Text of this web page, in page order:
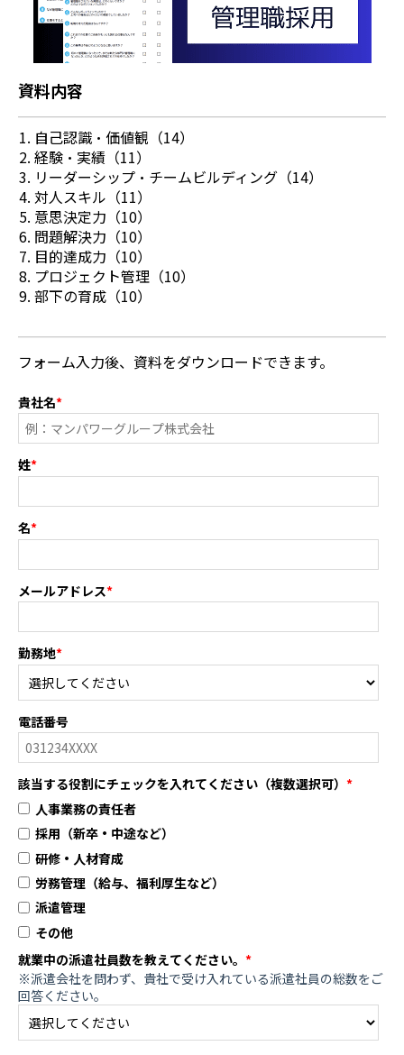
資料内容
自己認識・価値観（14）
経験・実績（11）
リーダーシップ・チームビルディング（14）
対人スキル（11）
意思決定力（10）
問題解決力（10）
目的達成力（10）
プロジェクト管理（10）
部下の育成（10）
フォーム入力後、資料をダウンロードできます。
貴社名*
姓*
名*
メールアドレス*
勤務地*
電話番号
該当する役割にチェックを入れてください（複数選択可） *
人事業務の責任者
採用（新卒・中途など）
研修・人材育成
労務管理（給与、福利厚生など）
派遣管理
その他
就業中の派遣社員数を教えてください。 *
※派遣会社を問わず、貴社で受け入れている派遣社員の総数をご
回答ください。